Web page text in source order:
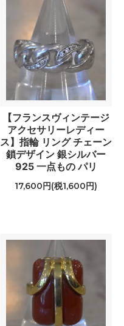
【フランスヴィンテージ
アクセサリーレディー
ス】指輪 リング チェーン
鎖デザイン 銀シルバー
925 一点もの パリ
17,600円(税1,600円)